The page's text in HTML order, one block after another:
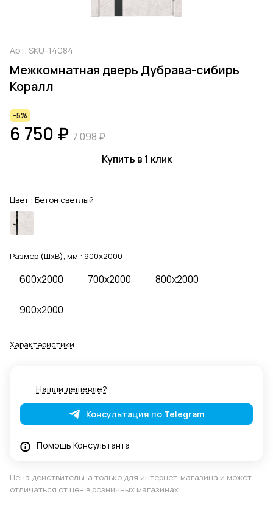
Арт. SKU-14084
Межкомнатная дверь Дубрава-сибирь
Коралл
-5%
6 750 ₽ 7 098 ₽
Купить в 1 клик
Цвет : Бетон светлый
Размер (ШхВ), мм : 900x2000
600x2000 700x2000 800x2000
900x2000
Характеристики
Нашли дешевле?
Консультация по Telegram
Помощь Консультанта
Цена действительна только для интернет-магазина и может
отличаться от цен в розничных магазинах